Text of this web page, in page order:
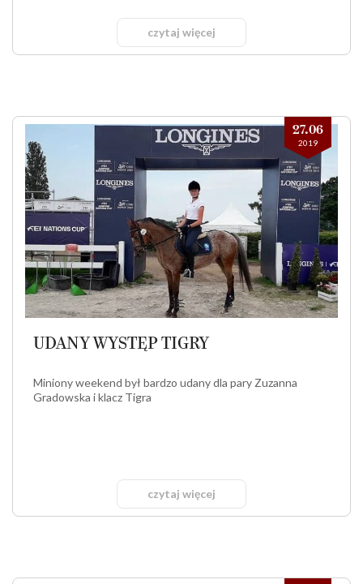
czytaj więcej
27.06
2019
UDANY WYSTĘP TIGRY
Miniony weekend był bardzo udany dla pary Zuzanna
Gradowska i klacz Tigra
czytaj więcej